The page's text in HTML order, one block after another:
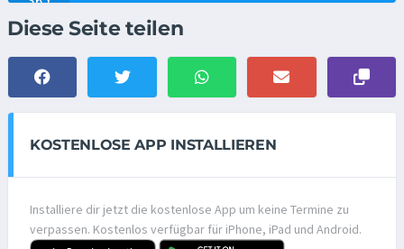
Diese Seite teilen
KOSTENLOSE APP INSTALLIEREN
Installiere dir jetzt die kostenlose App um keine Termine zu
verpassen. Kostenlos verfügbar für iPhone, iPad und Android.